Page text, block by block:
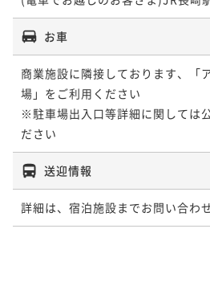
お車
商業施設に隣接しております、「
場」をご利用ください
※駐車場出入口等詳細に関しては
ださい
送迎情報
詳細は、宿泊施設までお問い合わ